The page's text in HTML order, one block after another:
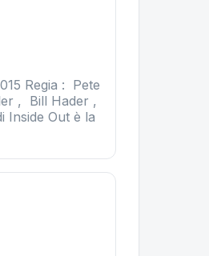
Regia : Pete
, Bill Hader ,
Inside Out è la